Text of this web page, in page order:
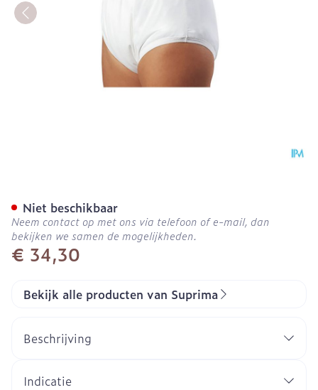
€ 34,30
Niet beschikbaar
Neem contact op met ons via telefoon of e-mail, dan
bekijken we samen de mogelijkheden.
Bekijk alle producten van Suprima
Beschrijving
Indicatie